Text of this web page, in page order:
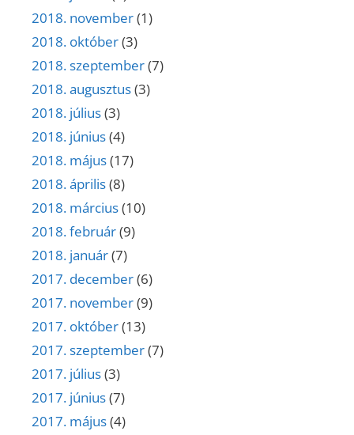
2018. november(1)
2018. október(3)
2018. szeptember(7)
2018. augusztus(3)
2018. július(3)
2018. június(4)
2018. május(17)
2018. április(8)
2018. március(10)
2018. február(9)
2018. január(7)
2017. december(6)
2017. november(9)
2017. október(13)
2017. szeptember(7)
2017. július(3)
2017. június(7)
2017. május(4)